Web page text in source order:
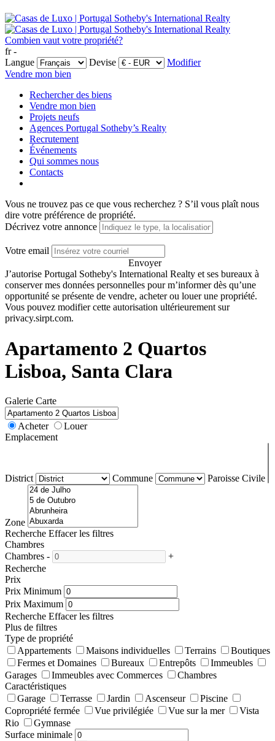
Combien vaut votre propriété?
fr -
Langue
Devise
Modifier
Vendre mon bien
Rechercher des biens
Vendre mon bien
Projets neufs
Agences Portugal Sotheby’s Realty
Recrutement
Événements
Qui sommes nous
Contacts
Vous ne trouvez pas ce que vous recherchez ? S’il vous plaît nous
dire votre préférence de propriété.
Décrivez votre annonce
Votre email
Envoyer
J’autorise Portugal Sotheby's International Realty et ses bureaux à
conserver mes données personnelles pour m’informer dès qu’une
opportunité se présente de vendre, acheter ou louer une propriété.
Vous pouvez modifier cette autorisation ultérieurement sur
privacy.sirpt.com.
Apartamento 2 Quartos
Lisboa, Santa Clara
Galerie Carte
Acheter
Louer
Emplacement
District Commune Paroisse Civile
Zone
Recherche Effacer les filtres
Chambres
Chambres -
+
Recherche
Prix
Prix Minimum
Prix Maximum
Recherche Effacer les filtres
Plus de filtres
Type de propriété
Appartements
Maisons individuelles Terrains
Boutiques
Fermes et Domaines
Bureaux Entrepôts
Immeubles
Garages
Immeubles avec Commerces
Chambres
Caractéristiques
Garage
Terrasse Jardin Ascenseur
Piscine
Copropriété fermée
Vue privilégiée Vue sur la mer
Vista
Rio
Gymnase
Surface minimale